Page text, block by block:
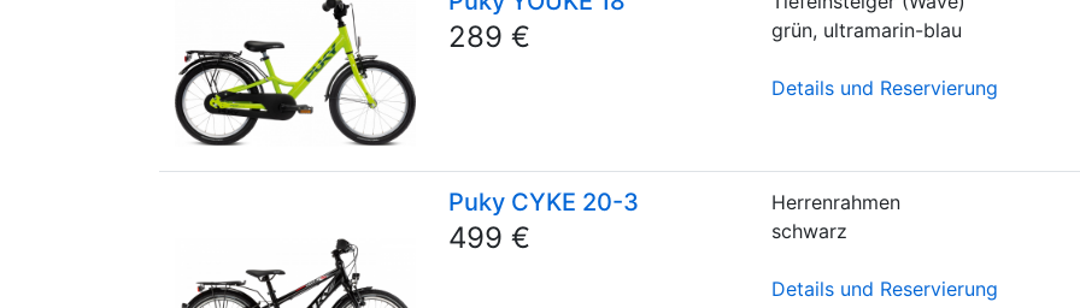
289 €
grün, ultramarin-blau
Details und Reservierung
Puky CYKE 20-3
499 €
Herrenrahmen
schwarz
Details und Reservierung